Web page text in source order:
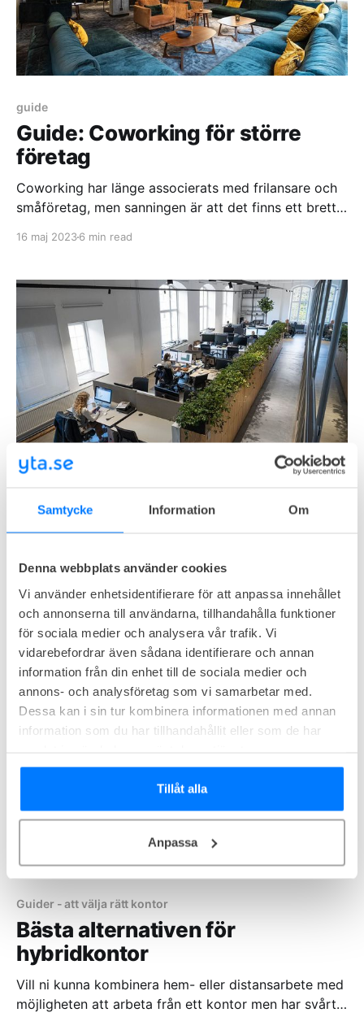
Samtycke Information Om
Denna webbplats använder cookies
Vi använder enhetsidentifierare för att anpassa innehållet
och annonserna till användarna, tillhandahålla funktioner
för sociala medier och analysera vår trafik. Vi
vidarebefordrar även sådana identifierare och annan
information från din enhet till de sociala medier och
annons- och analysföretag som vi samarbetar med.
Dessa kan i sin tur kombinera informationen med annan
information som du har tillhandahållit eller som de har
Tillåt alla
Anpassa
guide
Guide: Coworking för större
företag
Coworking har länge associerats med frilansare och
småföretag, men sanningen är att det finns ett brett
större företag med team på 20 till 100 anställda. Allt
avdelning på coworking istället för ett traditionellt
kontor för
16 maj 20236 min read
Stockholms coworking spaces:
prissättning och kostnader
I den här omfattande guiden kommer vi att utforska
och analysera kostnaderna för att hyra kontor på ett
coworking space i Stockholm. Oavsett om du är en
frilansare, entreprenör eller företagare som söker en
flexibel arbetsplats, är det viktigt att förstå hur
prissättningen för coworking spaces skiljer sig åt i
9 maj 2023 11 min read
Guider - att välja rätt kontor
Bästa alternativen för
hybridkontor
Vill ni kunna kombinera hem- eller distansarbete med
möjligheten att arbeta från ett kontor men har svårt